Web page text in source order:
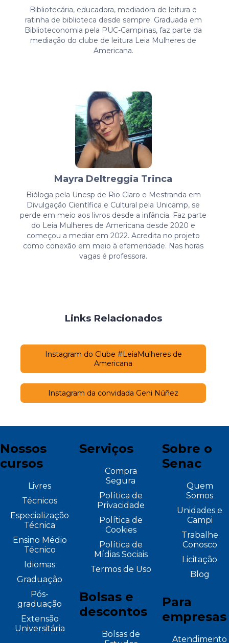
Bibliotecária, educadora, mediadora de leitura e
ratinha de biblioteca desde sempre. Graduada em
Biblioteconomia pela PUC-Campinas, faz parte da
mediação do clube de leitura Leia Mulheres de
Americana.
Mayra Deltreggia Trinca
Bióloga pela Unesp de Rio Claro e Mestranda em
Divulgação Científica e Cultural pela Unicamp, se
perde em meio aos livros desde a infância. Faz parte
do Leia Mulheres de Americana desde 2020 e
começou a mediar em 2022. Acredita no projeto
como conexão em meio à efemeridade. Nas horas
vagas é professora.
Links Relacionados
Instagram do Clube #LeiaMulheres de
Americana
Instagram da convidada Geni Núñez
Nossos
cursos
Livres
Técnicos
Especialização
Técnica
Ensino Médio
Técnico
Idiomas
Graduação
Pós-
graduação
Extensão
Universitária
Serviços
Compra
Segura
Política de
Privacidade
Política de
Cookies
Política de
Mídias Sociais
Termos de Uso
Bolsas e
descontos
Bolsas de
Sobre o
Senac
Quem
Somos
Unidades e
Campi
Trabalhe
Conosco
Licitação
Blog
Para
empresas
Atendimento